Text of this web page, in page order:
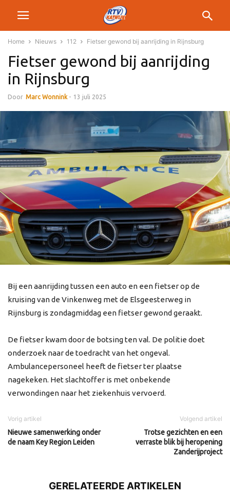
Home Nieuws 112 Fietser gewond bij aanrijding in Rijnsburg
Fietser gewond bij aanrijding
in Rijnsburg
Door Marc Wonnink - 13 juli 2025
Bij een aanrijding tussen een auto en een fietser op de
kruising van de Vinkenweg met de Elsgeesterweg in
Rijnsburg is zondagmiddag een fietser gewond geraakt.
De fietser kwam door de botsing ten val. De politie doet
onderzoek naar de toedracht van het ongeval.
Ambulancepersoneel heeft de fietser ter plaatse
nagekeken. Het slachtoffer is met onbekende
verwondingen naar het ziekenhuis vervoerd.
Vorig artikel
Nieuwe samenwerking onder
de naam Key Region Leiden
Volgend artikel
Trotse gezichten en een
verraste blik bij heropening
Zanderijproject
GERELATEERDE ARTIKELEN